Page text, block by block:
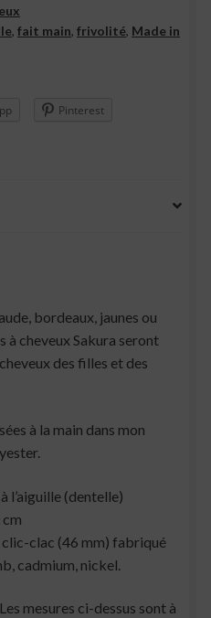
, fait main, frivolité, Made in
Pinterest
bordeaux, jaunes ou
cheveux Sakura seront
des filles et des
à la main dans mon
l’aiguille (dentelle)
cm
clac (46 mm) fabriqué
cadmium, nickel.
mesures ci-dessus sont à